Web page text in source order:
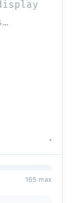
165 max